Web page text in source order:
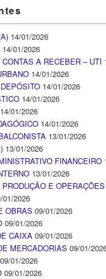
14/01/2026
14/01/2026
A RECEBER – UTI
14/01/2026
14/01/2026
14/01/2026
14/01/2026
14/01/2026
13/01/2026
13/01/2026
FINANCEIRO
13/01/2026
E OPERAÇÕES
01/2026
OBRAS 09/01/2026
09/01/2026
CAIXA 09/01/2026
MERCADORIAS 09/01/
09/01/2026
09/01/2026